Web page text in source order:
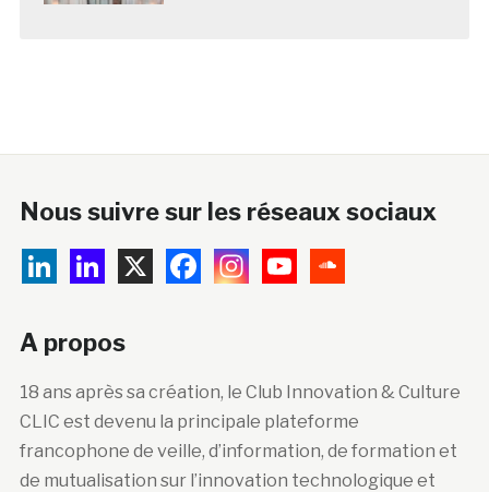
Nous suivre sur les réseaux sociaux
A propos
18 ans après sa création, le Club Innovation & Culture
CLIC est devenu la principale plateforme
francophone de veille, d’information, de formation et
de mutualisation sur l’innovation technologique et